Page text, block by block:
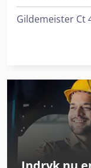
Gildemeister Ct
Gildemeister
Haas St-10Y
Haas St-15
Haas St-20